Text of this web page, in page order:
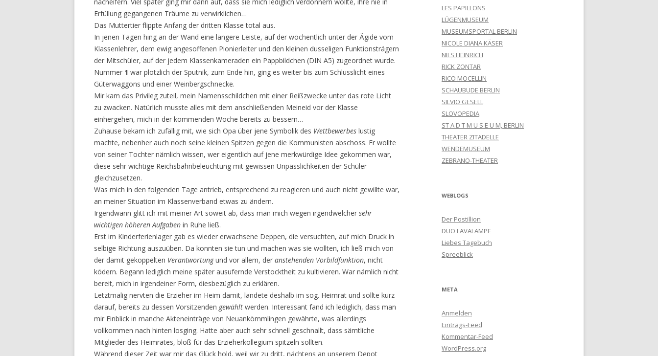
Erfüllung gegangenen Träume zu verwirklichen…
Das Muttertier flippte Anfang der dritten Klasse total aus.
In jenen Tagen hing an der Wand eine längere Leiste, auf der wöchentlich unter der Ägide vom
Klassenlehrer, dem ewig angesoffenen Pionierleiter und den kleinen dusseligen Funktionsträgern
der Mitschüler, auf der jedem Klassenkameraden ein Pappbildchen (DIN A5) zugeordnet wurde.
Nummer 1 war plötzlich der Sputnik, zum Ende hin, ging es weiter bis zum Schlusslicht eines
Güterwaggons und einer Weinbergschnecke.
Mir kam das Privileg zuteil, mein Namensschildchen mit einer Reißzwecke unter das rote Licht
zu zwacken. Natürlich musste alles mit dem anschließenden Meineid vor der Klasse
einhergehen, mich in der kommenden Woche bereits zu bessern…
Zuhause bekam ich zufällig mit, wie sich Opa über jene Symbolik des Wettbewerbes lustig
machte, nebenher auch noch seine kleinen Spitzen gegen die Kommunisten abschoss. Er wollte
von seiner Tochter nämlich wissen, wer eigentlich auf jene merkwürdige Idee gekommen war,
diese sehr wichtige Reichsbahnbeleuchtung mit gewissen Unpässlichkeiten der Schüler
gleichzusetzen.
Was mich in den folgenden Tage antrieb, entsprechend zu reagieren und auch nicht gewillte war,
an meiner Situation im Klassenverband etwas zu ändern.
Irgendwann glitt ich mit meiner Art soweit ab, dass man mich wegen irgendwelcher sehr
wichtigen höheren Aufgaben in Ruhe ließ.
Erst im Kinderferienlager gab es wieder erwachsene Deppen, die versuchten, auf mich Druck in
selbige Richtung auszuüben. Da konnten sie tun und machen was sie wollten, ich ließ mich von
der damit gekoppelten Verantwortungund vor allem, der anstehenden Vorbildfunktion, nicht
ködern. Begann lediglich meine später ausufernde Verstocktheit zu kultivieren. War nämlich nicht
bereit, mich in irgendeiner Form, diesbezüglich zu erklären.
Letztmalig nervten die Erzieher im Heim damit, landete deshalb im sog. Heimrat und sollte kurz
darauf, bereits zu dessen Vorsitzenden gewählt werden. Interessant fand ich lediglich, dass man
mir Einblick in manche Akteneinträge von Neuankömmlingen gewährte, was allerdings
vollkommen nach hinten losging. Hatte aber auch sehr schnell geschnallt, dass sämtliche
Mitglieder des Heimrates, bloß für das Erzieherkollegium spitzeln sollten.
Während dieser Zeit war mir das Glück hold, weil wir zu dritt, nächtens an unserem Depot
LES PAPILLONS
LÜGENMUSEUM
MUSEUMSPORTAL BERLIN
NICOLE DIANA KÄSER
NILS HEINRICH
RICK ZONTAR
RICO MOCELLIN
SCHAUBUDE BERLIN
SILVIO GESELL
SLOVOPEDIA
ST A D T M U S E U M, BERLIN
THEATER ZITADELLE
WENDEMUSEUM
ZEBRANO-THEATER
WEBLOGS
Der Postillion
DUO LAVALAMPE
Liebes Tagebuch
Spreeblick
META
Anmelden
Eintrags-Feed
Kommentar-Feed
WordPress.org